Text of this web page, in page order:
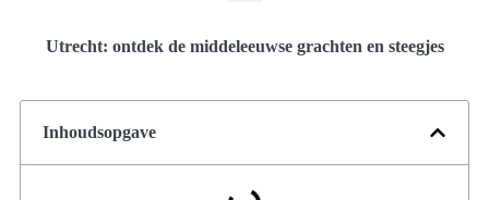
Utrecht: ontdek de middeleeuwse grachten en steegjes
Inhoudsopgave